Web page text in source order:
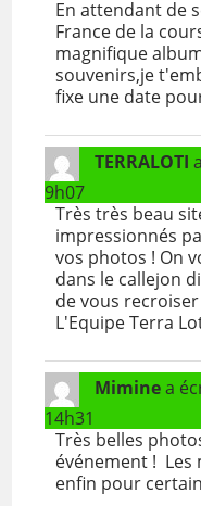
En attendant de
France de la
magnifique
souvenirs,je
fixe une date
TERRALOTI
9h07
Très très beau
impressionnés
vos photos ! On
dans le callejon
de vous
L'Equipe Terra
Miminea
14h31
Très belles
événement ! Les
enfin pour